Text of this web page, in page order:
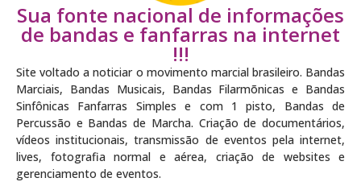
Sua fonte nacional de informações
de bandas e fanfarras na internet
!!!
Site voltado a noticiar o movimento marcial brasileiro. Bandas
Marciais, Bandas Musicais, Bandas Filarmõnicas e Bandas
Sinfônicas Fanfarras Simples e com 1 pisto, Bandas de
Percussão e Bandas de Marcha. Criação de documentários,
vídeos institucionais, transmissão de eventos pela internet,
lives, fotografia normal e aérea, criação de websites e
gerenciamento de eventos.